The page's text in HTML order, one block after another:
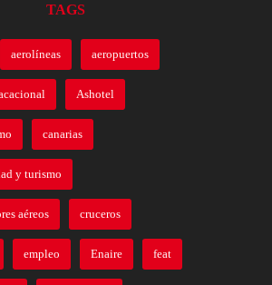
TAGS
aerolíneas aeropuertos
Ashotel
canarias
y turismo
aéreos cruceros
empleo Enaire feat